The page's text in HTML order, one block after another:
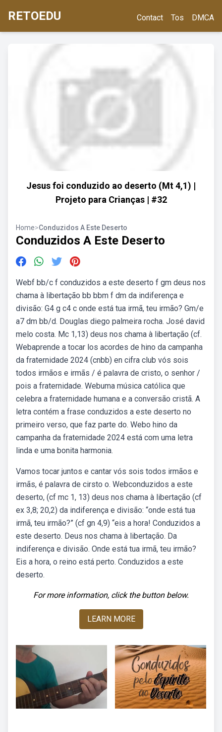
RETOEDU Contact Tos DMCA
Jesus foi conduzido ao deserto (Mt 4,1) |
Projeto para Crianças | #32
Home>Conduzidos A Este Deserto
Conduzidos A Este Deserto
Webf bb/c f conduzidos a este deserto f gm deus nos
chama à libertação bb bbm f dm da indiferença e
divisão: G4 g c4 c onde está tua irmã, teu irmão? Gm/e
a7 dm bb/d. Douglas diego palmeira rocha. José david
melo costa. Mc 1,13) deus nos chama à libertação (cf.
Webaprende a tocar los acordes de hino da campanha
da fraternidade 2024 (cnbb) en cifra club vós sois
todos irmãos e irmãs / é palavra de cristo, o senhor /
pois a fraternidade. Webuma música católica que
celebra a fraternidade humana e a conversão cristã. A
letra contém a frase conduzidos a este deserto no
primeiro verso, que faz parte do. Webo hino da
campanha da fraternidade 2024 está com uma letra
linda e uma bonita harmonia.
Vamos tocar juntos e cantar vós sois todos irmãos e
irmãs, é palavra de cirsto o. Webconduzidos a este
deserto, (cf mc 1, 13) deus nos chama à libertação (cf
ex 3,8; 20,2) da indiferença e divisão: “onde está tua
irmã, teu irmão?” (cf gn 4,9) “eis a hora! Conduzidos a
este deserto. Deus nos chama à libertação. Da
indiferença e divisão. Onde está tua irmã, teu irmão?
Eis a hora, o reino está perto. Conduzidos a este
deserto.
For more information, click the button below.
LEARN MORE